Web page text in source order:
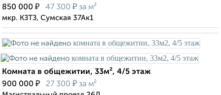
850 000 ₽ 47 300 ₽ за м²
мкр. КЗТЗ, Сумская 37Ак1
Комната в общежитии, 33м², 4/5 этаж
900 000 ₽ 27 300 ₽ за м²